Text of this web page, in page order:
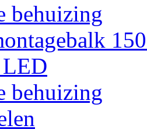
behuizing
behuizing